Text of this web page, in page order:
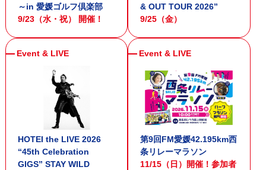
～in 愛媛ゴルフ倶楽部
9/23（水・祝） 開催！
& OUT TOUR 2026”
9/25（金）
HOTEI the LIVE 2026
“45th Celebration
GIGS” STAY WILD
第9回FM愛媛42.195km西
条リレーマラソン
11/15（日）開催！参加者